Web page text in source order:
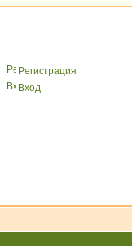
Peгиcтрaция
Вхoд